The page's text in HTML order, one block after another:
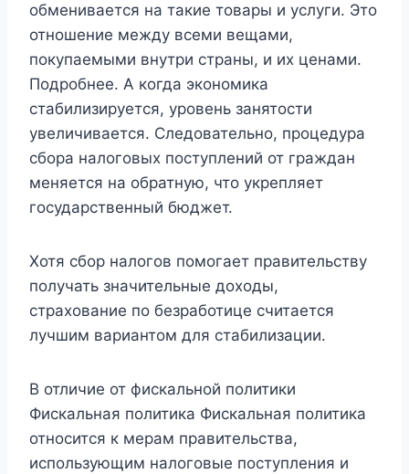
обменивается на такие товары и услуги. Это
отношение между всеми вещами,
покупаемыми внутри страны, и их ценами.
Подробнее. А когда экономика
стабилизируется, уровень занятости
увеличивается. Следовательно, процедура
сбора налоговых поступлений от граждан
меняется на обратную, что укрепляет
государственный бюджет.
Хотя сбор налогов помогает правительству
получать значительные доходы,
страхование по безработице считается
лучшим вариантом для стабилизации.
В отличие от фискальной политики
Фискальная политика Фискальная политика
относится к мерам правительства,
использующим налоговые поступления и